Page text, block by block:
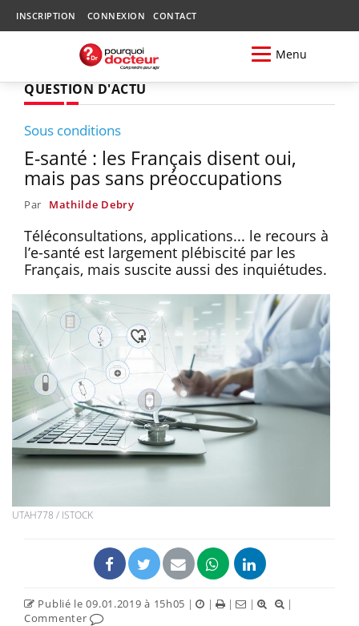
INSCRIPTION CONNEXION CONTACT
Menu
QUESTION D'ACTU
Sous conditions
E-santé : les Français disent oui,
mais pas sans préoccupations
Par Mathilde Debry
Téléconsultations, applications... le recours à
l’e-santé est largement plébiscité par les
Français, mais suscite aussi des inquiétudes.
UTAH778 / ISTOCK
Publié le 09.01.2019 à 15h05 | | | |
|
Commenter